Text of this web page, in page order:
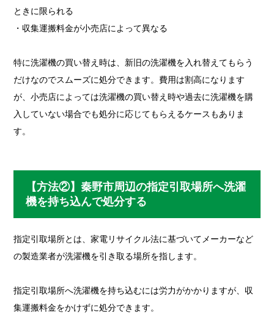
ときに限られる
・収集運搬料金が小売店によって異なる
特に洗濯機の買い替え時は、新旧の洗濯機を入れ替えてもらう
だけなのでスムーズに処分できます。費用は割高になります
が、小売店によっては洗濯機の買い替え時や過去に洗濯機を購
入していない場合でも処分に応じてもらえるケースもありま
す。
【方法②】秦野市周辺の指定引取場所へ洗濯
機を持ち込んで処分する
指定引取場所とは、家電リサイクル法に基づいてメーカーなど
の製造業者が洗濯機を引き取る場所を指します。
指定引取場所へ洗濯機を持ち込むには労力がかかりますが、収
集運搬料金をかけずに処分できます。